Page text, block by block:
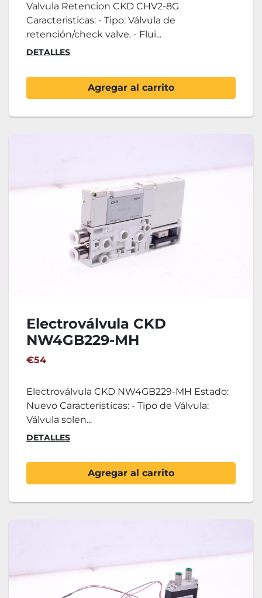
Valvula Retencion CKD CHV2-8G
Caracteristicas: - Tipo: Válvula de
retención/check valve. - Flui...
DETALLES
Agregar al carrito
Electroválvula CKD
NW4GB229-MH
€54
Electroválvula CKD NW4GB229-MH Estado:
Nuevo Caracteristicas: - Tipo de Válvula:
Válvula solen...
DETALLES
Agregar al carrito